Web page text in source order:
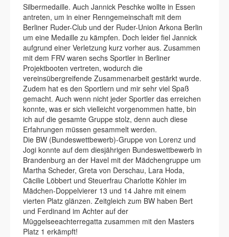
Silbermedaille. Auch Jannick Peschke wollte in Essen
antreten, um in einer Renngemeinschaft mit dem
Berliner Ruder-Club und der Ruder-Union Arkona Berlin
um eine Medaille zu kämpfen. Doch leider fiel Jannick
aufgrund einer Verletzung kurz vorher aus. Zusammen
mit dem FRV waren sechs Sportler in Berliner
Projektbooten vertreten, wodurch die
vereinsübergreifende Zusammenarbeit gestärkt wurde.
Zudem hat es den Sportlern und mir sehr viel Spaß
gemacht. Auch wenn nicht jeder Sportler das erreichen
konnte, was er sich vielleicht vorgenommen hatte, bin
ich auf die gesamte Gruppe stolz, denn auch diese
Erfahrungen müssen gesammelt werden.
Die BW (Bundeswettbewerb)-Gruppe von Lorenz und
Jogi konnte auf dem diesjährigen Bundeswettbewerb in
Brandenburg an der Havel mit der Mädchengruppe um
Martha Scheder, Greta von Derschau, Lara Hoda,
Cäcilie Löbbert und Steuerfrau Charlotte Köhler im
Mädchen-Doppelvierer 13 und 14 Jahre mit einem
vierten Platz glänzen. Zeitgleich zum BW haben Bert
und Ferdinand im Achter auf der
Müggelseeachterregatta zusammen mit den Masters
Platz 1 erkämpft!